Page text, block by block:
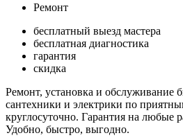
Ремонт
бесплатный выезд мастера
бесплатная диагностика
гарантия
скидка
Ремонт, установка и
сантехники и электрики по
круглосуточно. Гарантия на любые
Удобно, быстро, выгодно.